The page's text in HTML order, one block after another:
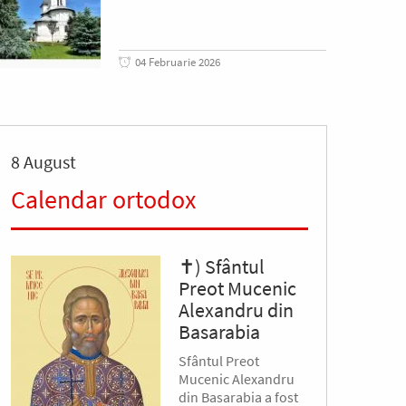
04 Februarie 2026
8 August
Calendar ortodox
✝) Sfântul
Preot Mucenic
Alexandru din
Basarabia
Sfântul Preot
Mucenic Alexandru
din Basarabia a fost